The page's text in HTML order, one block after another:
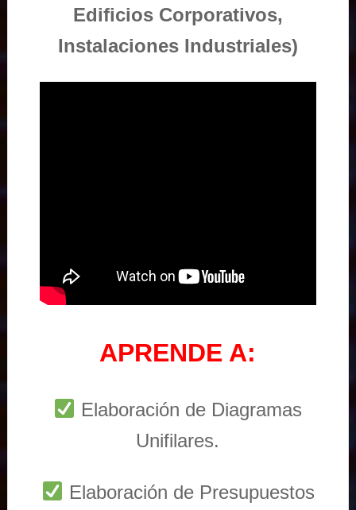
Edificios Corporativos,
Instalaciones Industriales)
APRENDE A:
Elaboración de Diagramas
Unifilares.
Elaboración de Presupuestos